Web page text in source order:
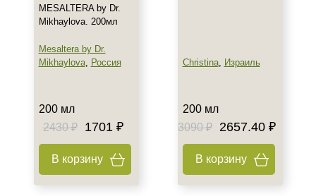
Декольте
Показать еще
150 мл
200 мл
300 мл
Ингредиенты
MESALTERA by Dr.
Mikhaylova. 200мл
Mesaltera by Dr.
Mikhaylova, Россия
200 мл
2430 ₽
1701 ₽
В корзину
Christina, Израиль
200 мл
3090 ₽
2657.40 ₽
В корзину